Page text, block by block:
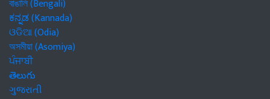
বাঙালি (Bengali)
ಕನ್ನಡ (Kannada)
ଓଡିଆ (Odia)
অসমীয়া (Asomiya)
ਪੰਜਾਬੀ
తెలుగు
ગુજરાતી